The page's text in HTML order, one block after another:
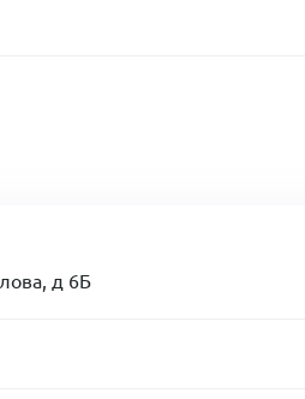
д 6Б